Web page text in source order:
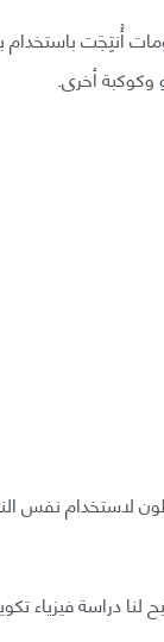
أخرى.
لاستخدام نفس
لنا دراسة فيزياء